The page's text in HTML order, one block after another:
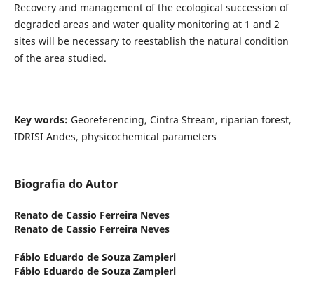
Recovery and management of the ecological succession of
degraded areas and water quality monitoring at 1 and 2
sites will be necessary to reestablish the natural condition
of the area studied.
Key words: Georeferencing, Cintra Stream, riparian forest,
IDRISI Andes, physicochemical parameters
Biografia do Autor
Renato de Cassio Ferreira Neves
Renato de Cassio Ferreira Neves
Fábio Eduardo de Souza Zampieri
Fábio Eduardo de Souza Zampieri